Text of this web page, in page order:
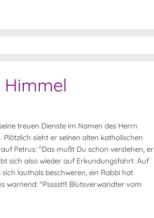
treuen Dienste im Namen des Herrn
sieht er seinen alten katholischen
Petrus: "Das mußt Du schon verstehen, er
sich also wieder auf Erkundungsfahrt. Auf
lauthals beschweren, ein Rabbi hat
warnend: "Psssst!!! Blutsverwandter vom